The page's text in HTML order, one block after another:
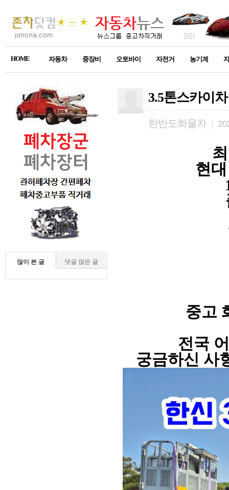
HOME 자동차 중장비 오토바이 자전거 농기계
많이 본 글 댓글 많은 글
3.5톤스카이
한반도화물차 |
현
중고
전국
궁금하신 사